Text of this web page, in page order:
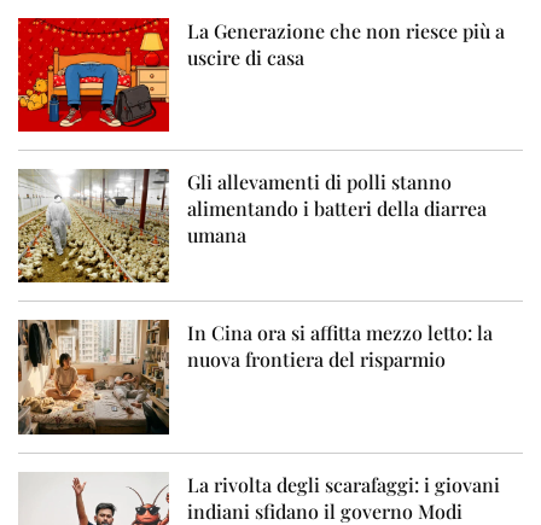
La Generazione che non riesce più a
uscire di casa
Gli allevamenti di polli stanno
alimentando i batteri della diarrea
umana
In Cina ora si affitta mezzo letto: la
nuova frontiera del risparmio
La rivolta degli scarafaggi: i giovani
indiani sfidano il governo Modi